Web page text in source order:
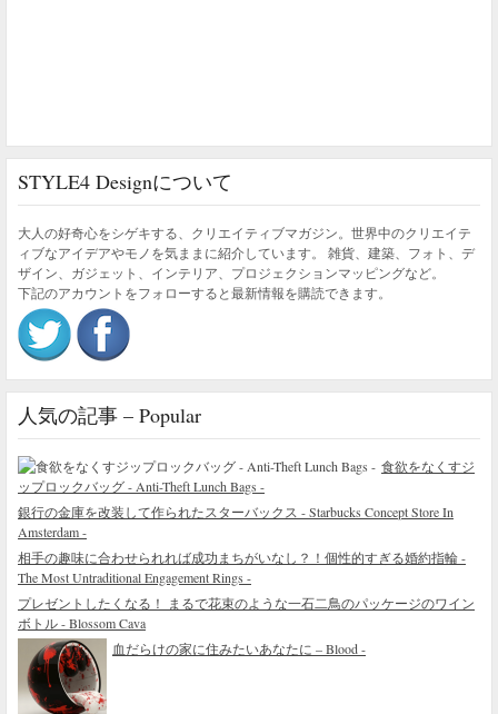
STYLE4 Designについて
大人の好奇心をシゲキする、クリエイティブマガジン。世界中のクリエイテ
ィブなアイデアやモノを気ままに紹介しています。 雑貨、建築、フォト、デ
ザイン、ガジェット、インテリア、プロジェクションマッピングなど。
下記のアカウントをフォローすると最新情報を購読できます。
人気の記事 – Popular
食欲をなくすジ
ップロックバッグ - Anti-Theft Lunch Bags -
銀行の金庫を改装して作られたスターバックス - Starbucks Concept Store In
Amsterdam -
相手の趣味に合わせられれば成功まちがいなし？！個性的すぎる婚約指輪 -
The Most Untraditional Engagement Rings -
プレゼントしたくなる！ まるで花束のような一石二鳥のパッケージのワイン
ボトル - Blossom Cava
血だらけの家に住みたいあなたに – Blood -